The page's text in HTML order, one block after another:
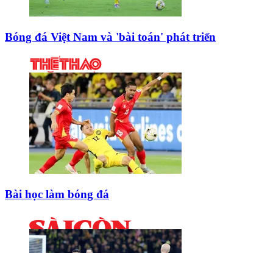
Bóng đá Việt Nam và 'bài toán' phát triển
Bài học làm bóng đá